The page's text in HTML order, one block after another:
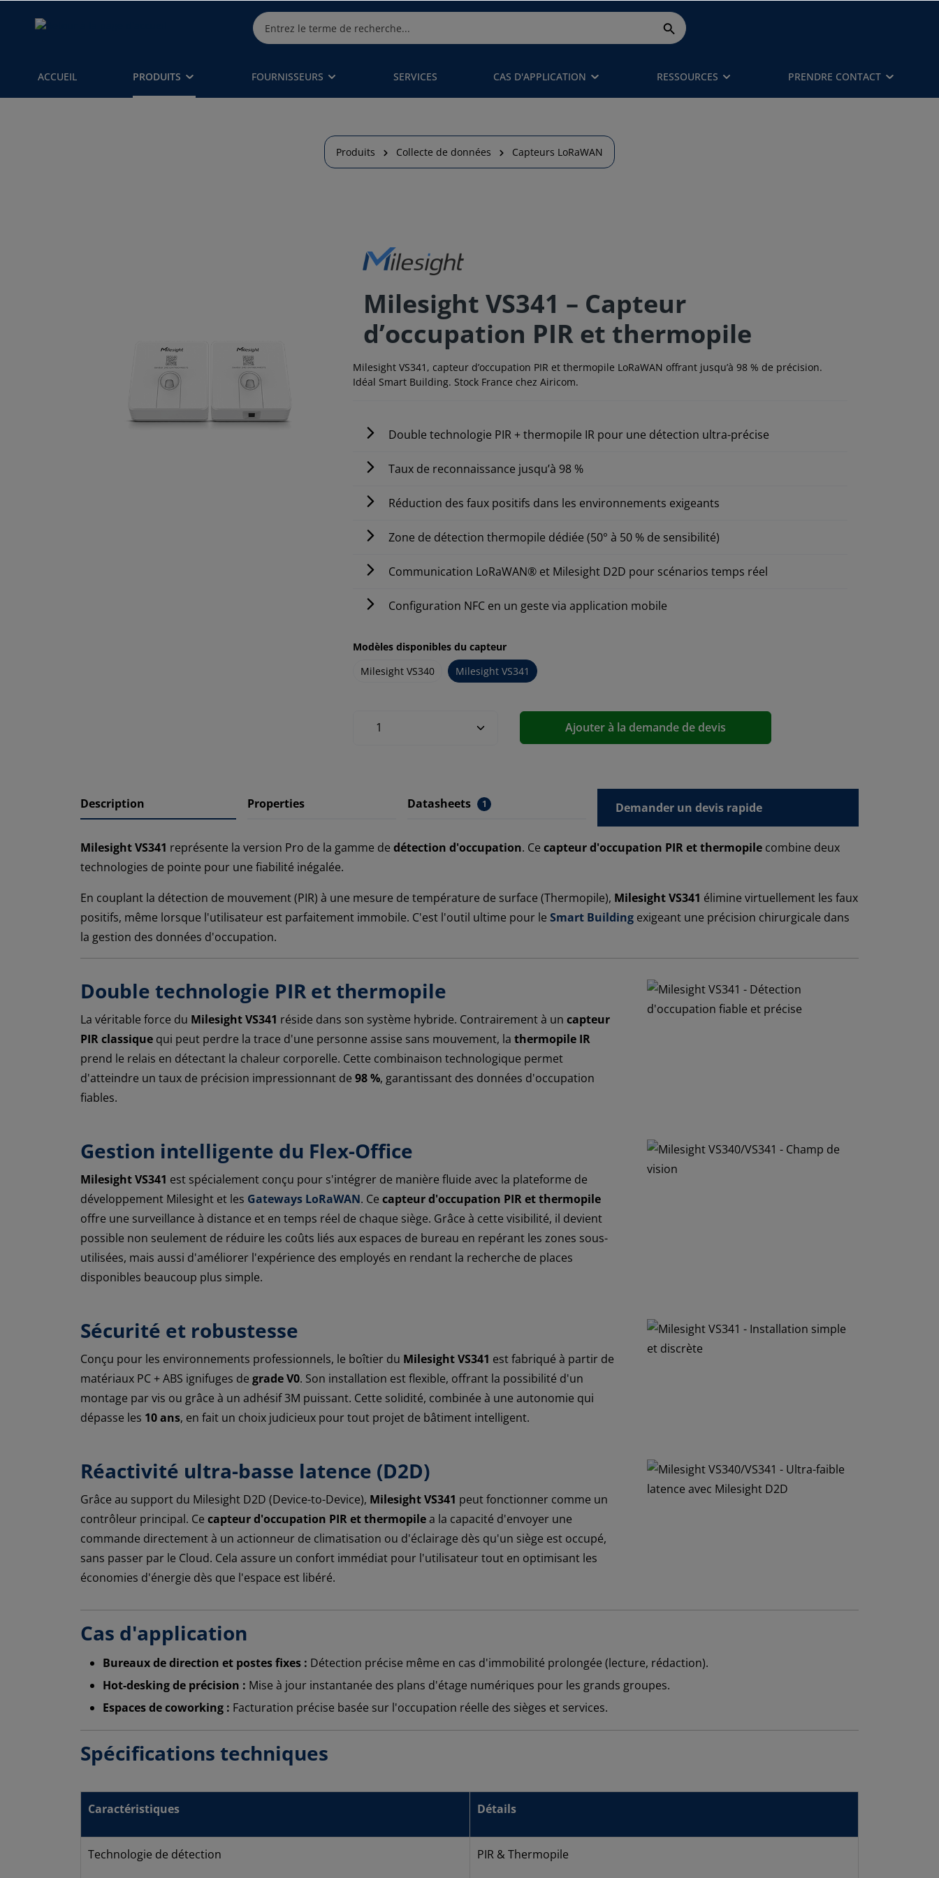
ACCUEIL PRODUITS FOURNISSEURS SERVICES CAS D'APPLICATION RESSOURCES PRENDRE CONTACT
Produits Collecte de données Capteurs LoRaWAN
Milesight VS341 – Capteur
d’occupation PIR et thermopile
Milesight VS341, capteur d’occupation PIR et thermopile LoRaWAN offrant jusqu’à 98 % de précision.
Idéal Smart Building. Stock France chez Airicom.
Double technologie PIR + thermopile IR pour une détection ultra-précise
Taux de reconnaissance jusqu’à 98 %
Réduction des faux positifs dans les environnements exigeants
Zone de détection thermopile dédiée (50° à 50 % de sensibilité)
Communication LoRaWAN® et Milesight D2D pour scénarios temps réel
Configuration NFC en un geste via application mobile
Modèles disponibles du capteur
Milesight VS340
Milesight VS341
Ajouter à la demande de devis
Description Properties Datasheets 1 Demander un devis rapide
Milesight VS341 représente la version Pro de la gamme de détection d'occupation. Ce capteur d'occupation PIR et thermopile combine deux
technologies de pointe pour une fiabilité inégalée.
En couplant la détection de mouvement (PIR) à une mesure de température de surface (Thermopile), Milesight VS341 élimine virtuellement les faux
positifs, même lorsque l'utilisateur est parfaitement immobile. C'est l'outil ultime pour le Smart Building exigeant une précision chirurgicale dans
la gestion des données d'occupation.
Double technologie PIR et thermopile
La véritable force du Milesight VS341 réside dans son système hybride. Contrairement à un capteur
PIR classique qui peut perdre la trace d'une personne assise sans mouvement, la thermopile IR
prend le relais en détectant la chaleur corporelle. Cette combinaison technologique permet
d'atteindre un taux de précision impressionnant de 98 %, garantissant des données d'occupation
fiables.
Gestion intelligente du Flex-Office
Milesight VS341 est spécialement conçu pour s'intégrer de manière fluide avec la plateforme de
développement Milesight et les Gateways LoRaWAN. Ce capteur d'occupation PIR et thermopile
offre une surveillance à distance et en temps réel de chaque siège. Grâce à cette visibilité, il devient
possible non seulement de réduire les coûts liés aux espaces de bureau en repérant les zones sous-
utilisées, mais aussi d'améliorer l'expérience des employés en rendant la recherche de places
disponibles beaucoup plus simple.
Sécurité et robustesse
Conçu pour les environnements professionnels, le boîtier du Milesight VS341 est fabriqué à partir de
matériaux PC + ABS ignifuges de grade V0. Son installation est flexible, offrant la possibilité d'un
montage par vis ou grâce à un adhésif 3M puissant. Cette solidité, combinée à une autonomie qui
dépasse les 10 ans, en fait un choix judicieux pour tout projet de bâtiment intelligent.
Réactivité ultra-basse latence (D2D)
Grâce au support du Milesight D2D (Device-to-Device), Milesight VS341 peut fonctionner comme un
contrôleur principal. Ce capteur d'occupation PIR et thermopilea la capacité d'envoyer une
commande directement à un actionneur de climatisation ou d'éclairage dès qu'un siège est occupé,
sans passer par le Cloud. Cela assure un confort immédiat pour l'utilisateur tout en optimisant les
économies d'énergie dès que l'espace est libéré.
Cas d'application
Bureaux de direction et postes fixes : Détection précise même en cas d'immobilité prolongée (lecture, rédaction).
Hot-desking de précision : Mise à jour instantanée des plans d'étage numériques pour les grands groupes.
Espaces de coworking : Facturation précise basée sur l'occupation réelle des sièges et services.
Spécifications techniques
Caractéristiques Détails
Technologie de détection PIR & Thermopile